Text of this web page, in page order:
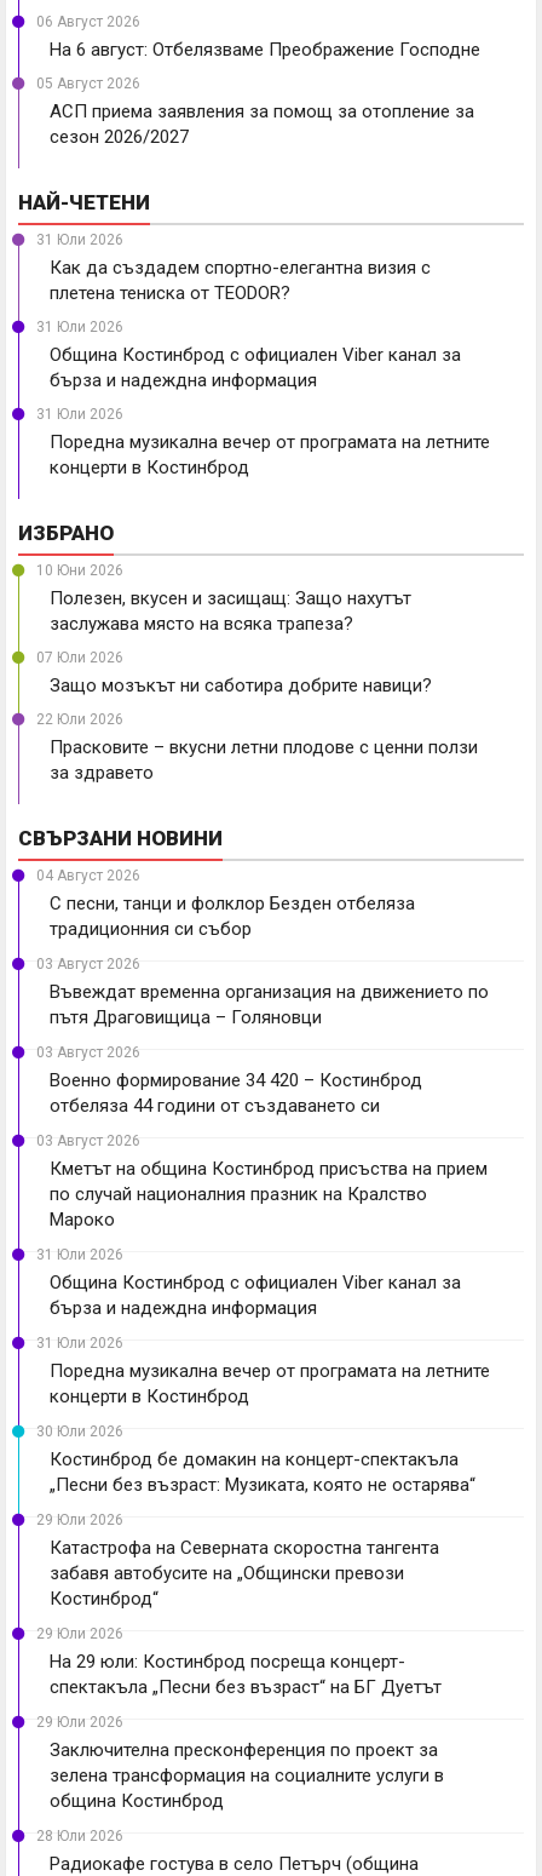
06 Август 2026
На 6 август: Отбелязваме Преображение Господне
05 Август 2026
АСП приема заявления за помощ за отопление за
сезон 2026/2027
НАЙ-ЧЕТЕНИ
31 Юли 2026
Как да създадем спортно-елегантна визия с
плетена тениска от TEODOR?
31 Юли 2026
Община Костинброд с официален Viber канал за
бърза и надеждна информация
31 Юли 2026
Поредна музикална вечер от програмата на летните
концерти в Костинброд
ИЗБРАНО
10 Юни 2026
Полезен, вкусен и засищащ: Защо нахутът
заслужава място на всяка трапеза?
07 Юли 2026
Защо мозъкът ни саботира добрите навици?
22 Юли 2026
Прасковите – вкусни летни плодове с ценни ползи
за здравето
СВЪРЗАНИ НОВИНИ
04 Август 2026
С песни, танци и фолклор Безден отбеляза
традиционния си събор
03 Август 2026
Въвеждат временна организация на движението по
пътя Драговищица – Голяновци
03 Август 2026
Военно формирование 34 420 – Костинброд
отбеляза 44 години от създаването си
03 Август 2026
Кметът на община Костинброд присъства на прием
по случай националния празник на Кралство
Мароко
31 Юли 2026
Община Костинброд с официален Viber канал за
бърза и надеждна информация
31 Юли 2026
Поредна музикална вечер от програмата на летните
концерти в Костинброд
30 Юли 2026
Костинброд бе домакин на концерт-спектакъла
„Песни без възраст: Музиката, която не остарява“
29 Юли 2026
Катастрофа на Северната скоростна тангента
забавя автобусите на „Общински превози
Костинброд“
29 Юли 2026
На 29 юли: Костинброд посреща концерт-
спектакъла „Песни без възраст“ на БГ Дуетът
29 Юли 2026
Заключителна пресконференция по проект за
зелена трансформация на социалните услуги в
община Костинброд
28 Юли 2026
Радиокафе гостува в село Петърч (община